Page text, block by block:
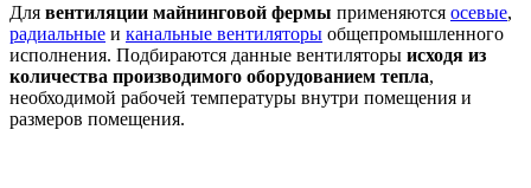
Для вентиляции майнинговой фермы применяются осевые,
радиальные и канальные вентиляторы общепромышленного
исполнения. Подбираются данные вентиляторы исходя из
количества производимого оборудованием тепла,
необходимой рабочей температуры внутри помещения и
размеров помещения.